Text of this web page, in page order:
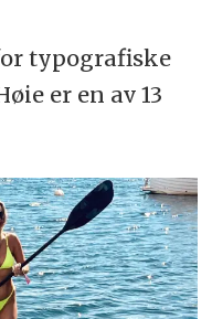
typografiske
er en av 13